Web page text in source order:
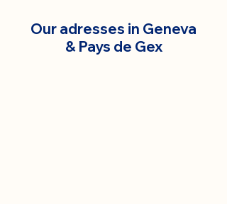
Our adresses in Geneva
& Pays de Gex